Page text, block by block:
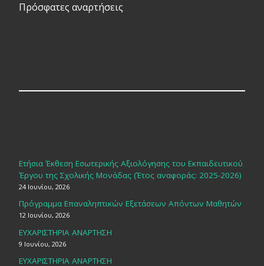
Πρόσφατες αναρτήσεις
Ετήσια Έκθεση Εσωτερικής Αξιολόγησης του Εκπαιδευτικού
Έργου της Σχολικής Μονάδας (Έτος αναφοράς: 2025-2026)
24 Ιουνίου, 2026
Πρόγραμμα Επαναληπτικών Εξετάσεων Απόντων Μαθητών
12 Ιουνίου, 2026
ΕΥΧΑΡΙΣΤΗΡΙΑ ΑΝΑΡΤΗΣΗ
9 Ιουνίου, 2026
ΕΥΧΑΡΙΣΤΗΡΙΑ ΑΝΑΡΤΗΣΗ